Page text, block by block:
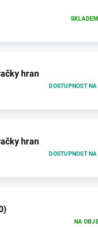
SKLADEM
hran
DOSTUPNOST
hran
DOSTUPNOST
NA